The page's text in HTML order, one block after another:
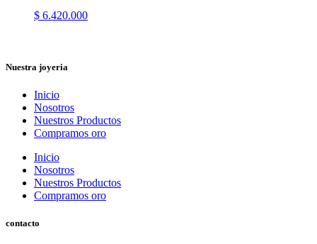
$ 6.420.000
Nuestra joyeria
Inicio
Nosotros
Nuestros Productos
Compramos oro
Inicio
Nosotros
Nuestros Productos
Compramos oro
contacto